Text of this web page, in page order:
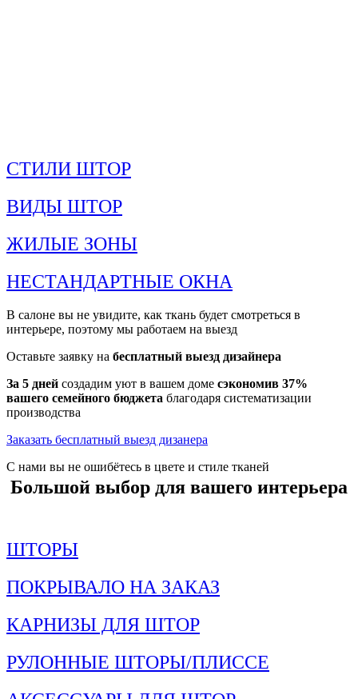
СТИЛИ ШТОР
ВИДЫ ШТОР
ЖИЛЫЕ ЗОНЫ
НЕСТАНДАРТНЫЕ ОКНА
В салоне вы не увидите, как ткань будет смотреться в
интерьере, поэтому мы работаем на выезд
Оставьте заявку на бесплатный выезд дизайнера
За 5 дней создадим уют в вашем доме сэкономив 37%
вашего семейного бюджета благодаря систематизации
производства
Заказать бесплатный выезд дизанера
С нами вы не ошибётесь в цвете и стиле тканей
Большой выбор для вашего интерьера
ШТОРЫ
ПОКРЫВАЛО НА ЗАКАЗ
КАРНИЗЫ ДЛЯ ШТОР
РУЛОННЫЕ ШТОРЫ/ПЛИССЕ